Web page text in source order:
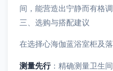
间，能营造出宁静而有格调
三、选购与搭配建议
在选择心海伽蓝浴室柜及
测量先行：精确测量卫生